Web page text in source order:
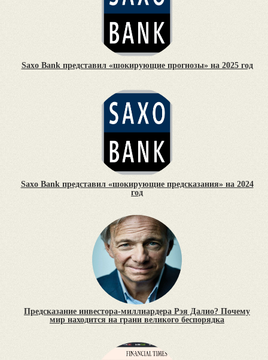
Saxo Bank представил «шокирующие прогнозы» на 2025 год
Saxo Bank представил «шокирующие предсказания» на 2024
год
Предсказание инвестора-миллиардера Рэя Далио? Почему
мир находится на грани великого беспорядка